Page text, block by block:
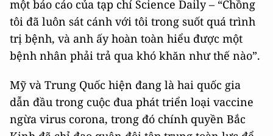
một báo cáo của tạp chí Science Daily – “Chồng
tôi đã luôn sát cánh với tôi trong suốt quá trình
trị bệnh, và anh ấy hoàn toàn hiểu được một
bệnh nhân phải trả qua khó khăn như thế nào”.
Mỹ và Trung Quốc hiện đang là hai quốc gia
dẫn đầu trong cuộc đua phát triển loại vaccine
ngừa virus corona, trong đó chính quyền Bắc